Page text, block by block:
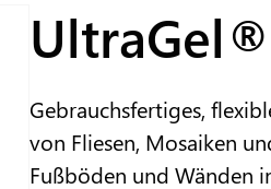
UltraGel®
Gebrauchsfertiges,
von Fliesen, Mosaiken
Fußböden und Wänden